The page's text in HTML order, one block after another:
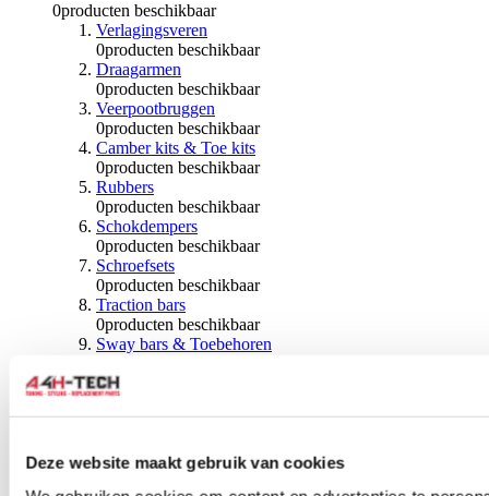
Deze website maakt gebruik van cookies
0producten beschikbaar
Verlagingsveren
0producten beschikbaar
Draagarmen
0producten beschikbaar
Veerpootbruggen
0producten beschikbaar
Camber kits & Toe kits
0producten beschikbaar
Rubbers
0producten beschikbaar
Schokdempers
0producten beschikbaar
Schroefsets
0producten beschikbaar
Traction bars
0producten beschikbaar
Sway bars & Toebehoren
Kogels & Hoezen
0 producten beschikbaar
Wiellagers & Naven
Wielen & Toebehoren